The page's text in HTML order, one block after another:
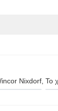
Nixdorf , Το